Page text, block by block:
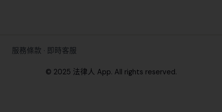
服務條款 · 即時客服
© 2025 法律人 App. All rights reserved.